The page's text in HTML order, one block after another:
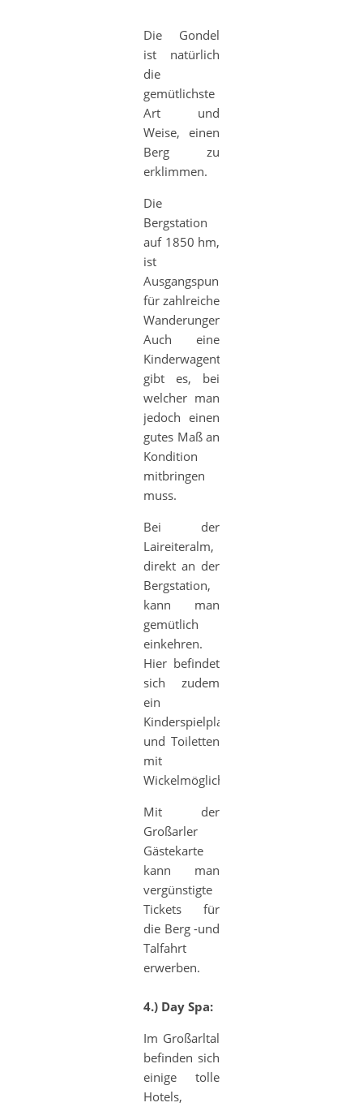
Die Gondel
ist natürlich
die
gemütlichste
Art und
Weise, einen
Berg zu
erklimmen.
Die
Bergstation
auf 1850 hm,
ist
Ausgangspunkt
für zahlreiche
Wanderungen.
Auch eine
Kinderwagentour
gibt es, bei
welcher man
jedoch einen
gutes Maß an
Kondition
mitbringen
muss.
Bei der
Laireiteralm,
direkt an der
Bergstation,
kann man
gemütlich
einkehren.
Hier befindet
sich zudem
ein
Kinderspielplatz
und Toiletten
mit
Wickelmöglichkeit.
Mit der
Großarler
Gästekarte
kann man
vergünstigte
Tickets für
die Berg -und
Talfahrt
erwerben.
4.) Day Spa:
Im Großarltal
befinden sich
einige tolle
Hotels,